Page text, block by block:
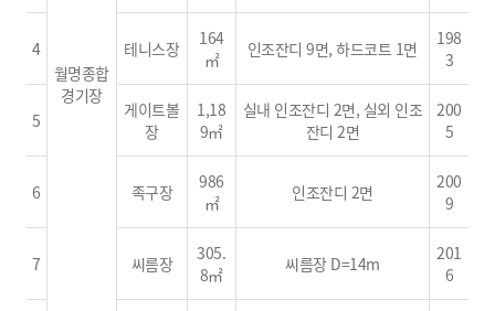
월명종합
경기장
4 테니스장
164
㎡
인조잔디 9면, 하드코트 1면
198
3
5
게이트볼
장
1,18
9㎡
실내 인조잔디 2면, 실외 인조
잔디 2면
200
5
6 족구장
986
㎡
인조잔디 2면
200
9
7 씨름장
305.
8㎡
씨름장 D=14m
201
6